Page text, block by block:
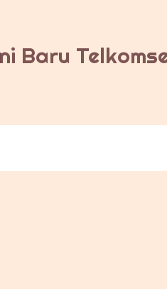
Baru